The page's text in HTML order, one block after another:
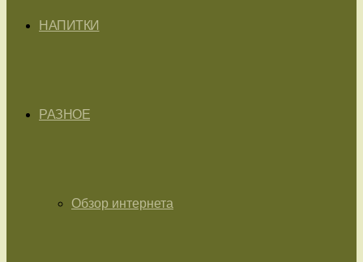
НАПИТКИ
РАЗНОЕ
Обзор интернета